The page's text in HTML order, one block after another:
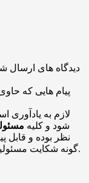
دیدگاه های
پیام هایی که
لازم به
شود و کلیه
نظر بوده و
گونه شکایت مسئولیت بر عهده شخص نظر دهنده خواهد بود.